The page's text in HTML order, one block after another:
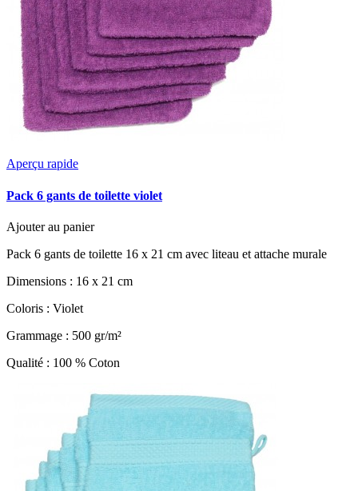
Aperçu rapide
Pack 6 gants de toilette violet
Ajouter au panier
Pack 6 gants de toilette 16 x 21 cm avec liteau et attache murale
Dimensions : 16 x 21 cm
Coloris : Violet
Grammage : 500 gr/m²
Qualité : 100 % Coton